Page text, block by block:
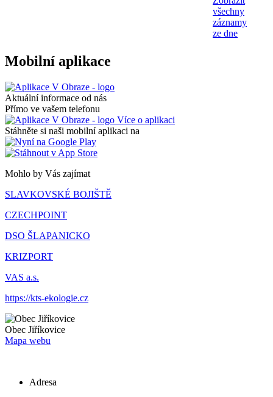
všechny
záznamy
ze dne
Mobilní aplikace
Aktuální informace od nás
Přímo ve vašem telefonu
Více o aplikaci
Stáhněte si naši mobilní aplikaci na
Mohlo by Vás zajímat
SLAVKOVSKÉ BOJIŠTĚ
CZECHPOINT
DSO ŠLAPANICKO
KRIZPORT
VAS a.s.
https://kts-ekologie.cz
Obec Jiříkovice
Mapa webu
Adresa